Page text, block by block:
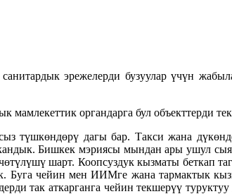
эрежелерди бузуулар үчүн
органдарга бул объекттерди
түшкөндөрү дагы бар. Такси жана
Бишкек мэриясы мындан ары ушул
шарт. Коопсуздук кызматы беткап
Буга чейин мен ИИМге жана тармактык
так аткарганга чейин текшерүү